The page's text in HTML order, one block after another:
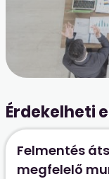
Érdekelheti
Felmentés
megfelelő